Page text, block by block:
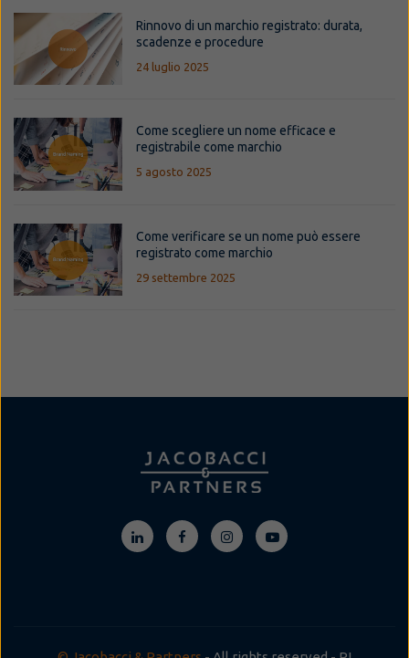
Rinnovo di un marchio registrato: durata,
scadenze e procedure
24 luglio 2025
Come scegliere un nome efficace e
registrabile come marchio
5 agosto 2025
Come verificare se un nome può essere
registrato come marchio
29 settembre 2025